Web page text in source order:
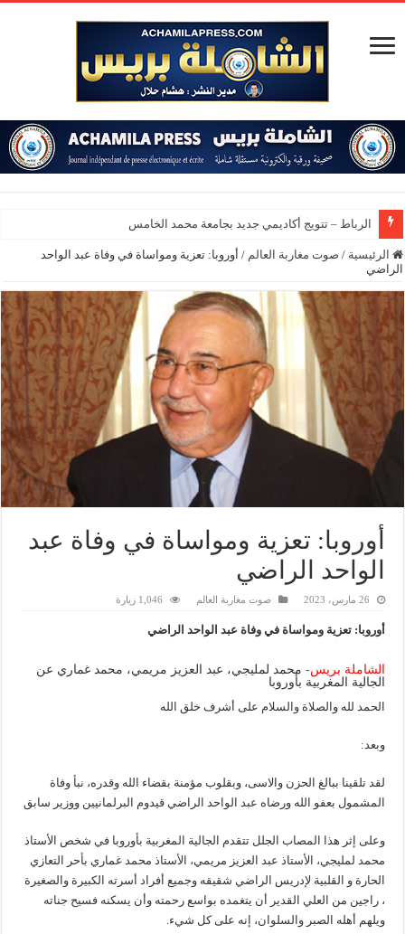
الرباط – تتويج أكاديمي جديد بجامعة محمد الخامس
الرئيسية / صوت مغاربة العالم / أوروبا: تعزية ومواساة في وفاة عبد الواحد
الراضي
أوروبا: تعزية ومواساة في وفاة عبد
الواحد الراضي
26 مارس، 2023 صوت مغاربة العالم 1,046 زيارة
أوروبا: تعزية ومواساة في وفاة عبد الواحد الراضي
الشاملة بريس- محمد لمليجي، عبد العزيز مريمي، محمد غماري عن
الجالية المغربية بأوروبا
الحمد لله والصلاة والسلام على أشرف خلق الله
وبعد:
لقد تلقينا ببالغ الحزن والاسى، وبقلوب مؤمنة بقضاء الله وقدره، نبأ وفاة
المشمول بعفو الله ورضاه عبد الواحد الراضي قيدوم البرلمانيين ووزير سابق
وعلى إثر هذا المصاب الجلل تتقدم الجالية المغربية بأوروبا في شخص الأستاذ
محمد لمليجي، الأستاذ عبد العزيز مريمي، الأستاذ محمد غماري بأحر التعازي
الحارة و القلبية لإدريس الراضي شقيقه وجميع أفراد أسرته الكبيرة والصغيرة
، راجين من العلي القدير أن يتغمده بواسع رحمته وأن يسكنه فسيح جناته
ويلهم أهله الصبر والسلوان، إنه على كل شيء.